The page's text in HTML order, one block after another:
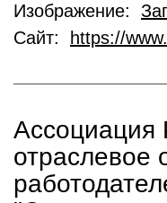
Изображение:
Сайт:
https://
Ассоциация
отраслевое